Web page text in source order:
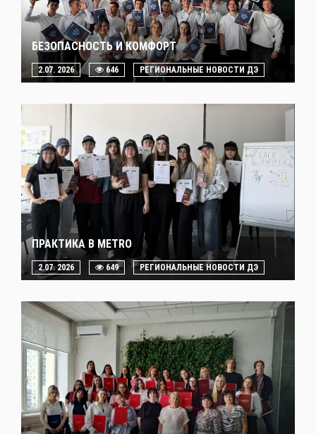
БЕЗОПАСНОСТЬ И КОМФОРТ
2.07. 2026 646 РЕГИОНАЛЬНЫЕ НОВОСТИ ДЭ
ПРАКТИКА В METRO
2.07. 2026 649 РЕГИОНАЛЬНЫЕ НОВОСТИ ДЭ